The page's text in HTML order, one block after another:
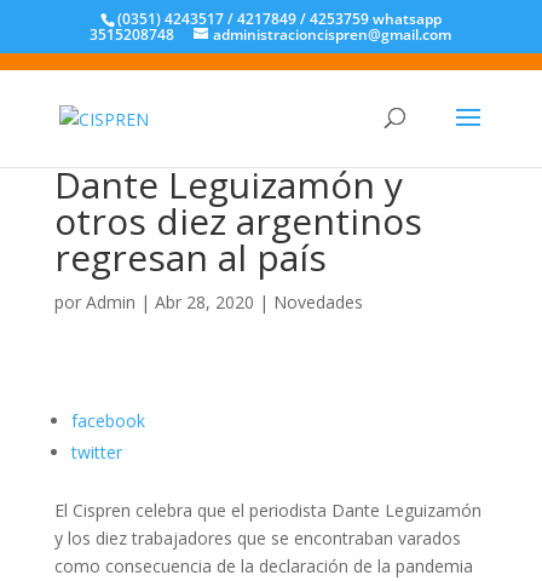
(0351) 4243517 / 4217849 / 4253759 whatsapp
3515208748 administracioncispren@gmail.com
Dante Leguizamón y
otros diez argentinos
regresan al país
por Admin | Abr 28, 2020 | Novedades
facebook
twitter
El Cispren celebra que el periodista Dante Leguizamón
y los diez trabajadores que se encontraban varados
como consecuencia de la declaración de la pandemia